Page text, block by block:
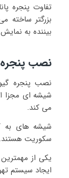
تفاوت پنجره
بزرگتر ساخته
بیننده به
نصب پنجره
نصب پنجره
شیشه ای مجزا
می کند.
شیشه های به
سکوریت هستند.
یکی از مهمترین
ایجاد سیستم